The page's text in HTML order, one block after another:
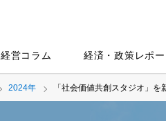
経営コラム 経済・政策レポー
2024年 「社会価値共創スタジオ」